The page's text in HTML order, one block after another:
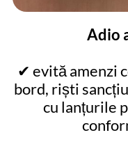
Adio
✔ evită amenzi
bord, riști
cu lanțurile